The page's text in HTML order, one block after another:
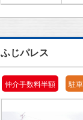
ふじパレス
仲介手数料半額 駐